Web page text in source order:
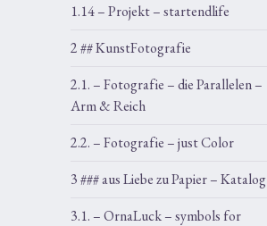
1.14 – Projekt – startendlife
2 ## KunstFotografie
2.1. – Fotografie – die Parallelen –
Arm & Reich
2.2. – Fotografie – just Color
3 ### aus Liebe zu Papier – Katalog
3.1. – OrnaLuck – symbols for